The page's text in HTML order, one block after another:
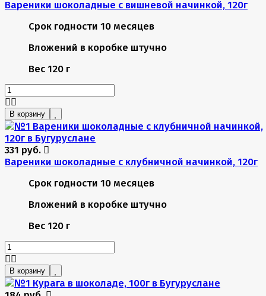
Вареники шоколадные с вишневой начинкой, 120г
Срок годности 10 месяцев
Вложений в коробке штучно
Вес 120 г
В корзину
331 руб.
Вареники шоколадные с клубничной начинкой, 120г
Срок годности 10 месяцев
Вложений в коробке штучно
Вес 120 г
В корзину